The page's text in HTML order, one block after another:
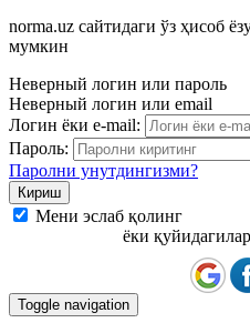
norma.uz сайтидаги ўз ҳисоб
мумкин
Неверный логин или пароль
Неверный логин или email
Логин ёки e-mail:
Пароль:
Паролни унутдингизми?
Мени эслаб қолинг
ёки
Toggle navigation